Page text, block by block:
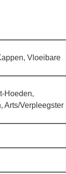
Vloeibare
Hoeden,
Arts/Verpleegster